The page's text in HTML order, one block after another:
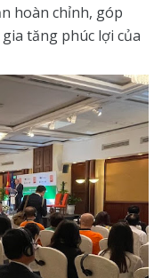
hoàn chỉnh, góp
tăng phúc lợi của